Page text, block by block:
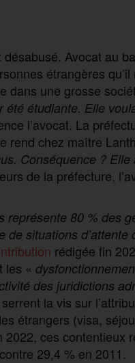
Avocat au
étrangères
dans une grosse
étudiante. Elle
l’avocat. La
rend chez maître
Conséquence ? Elle
de la préfecture,
représente 80 % des
situations d’attente
rédigée fin
les «
des juridictions
la vis sur
étrangers (visa,
ces contentieux
29,4 % en 2011.